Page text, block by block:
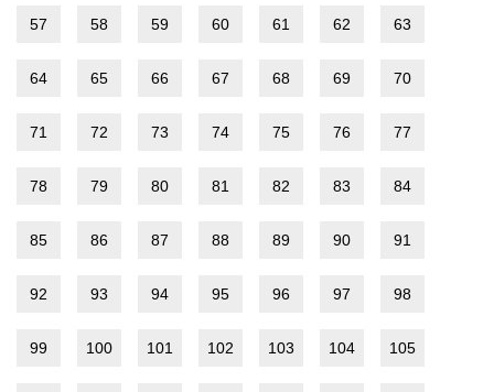
57 58 59 60 61 62 63
64 65 66 67 68 69 70
71 72 73 74 75 76 77
78 79 80 81 82 83 84
85 86 87 88 89 90 91
92 93 94 95 96 97 98
99 100 101 102 103 104 105